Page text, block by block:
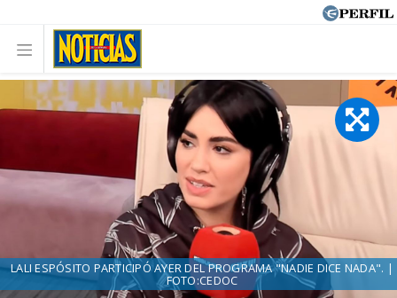
LALI ESPÓSITO PARTICIPÓ AYER DEL PROGRAMA "NADIE DICE NADA". |
FOTO:CEDOC